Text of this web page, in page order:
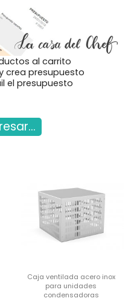
al carrito
crea presupuesto
el presupuesto
Caja ventilada acero inox
para unidades
condensadoras